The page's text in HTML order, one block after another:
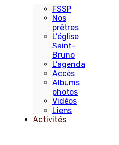
FSSP
Nos
prêtres
L’église
Saint-
Bruno
L’agenda
Accès
Albums
photos
Vidéos
Liens
Activités